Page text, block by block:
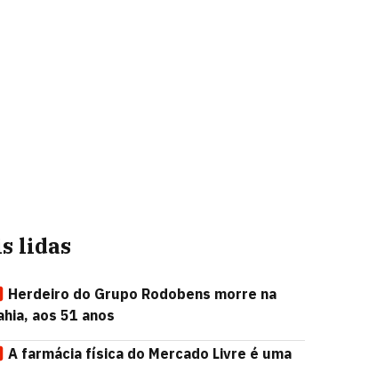
lidas
Herdeiro do Grupo Rodobens morre na
aos 51 anos
A farmácia física do Mercado Livre é uma